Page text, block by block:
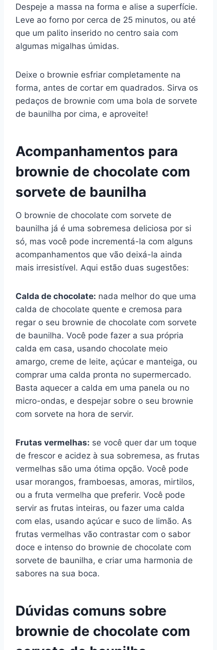
Despeje a massa na forma e alise a superfície.
Leve ao forno por cerca de 25 minutos, ou até
que um palito inserido no centro saia com
algumas migalhas úmidas.
Deixe o brownie esfriar completamente na
forma, antes de cortar em quadrados. Sirva os
pedaços de brownie com uma bola de sorvete
de baunilha por cima, e aproveite!
Acompanhamentos para
brownie de chocolate com
sorvete de baunilha
O brownie de chocolate com sorvete de
baunilha já é uma sobremesa deliciosa por si
só, mas você pode incrementá-la com alguns
acompanhamentos que vão deixá-la ainda
mais irresistível. Aqui estão duas sugestões:
Calda de chocolate: nada melhor do que uma
calda de chocolate quente e cremosa para
regar o seu brownie de chocolate com sorvete
de baunilha. Você pode fazer a sua própria
calda em casa, usando chocolate meio
amargo, creme de leite, açúcar e manteiga, ou
comprar uma calda pronta no supermercado.
Basta aquecer a calda em uma panela ou no
micro-ondas, e despejar sobre o seu brownie
com sorvete na hora de servir.
Frutas vermelhas: se você quer dar um toque
de frescor e acidez à sua sobremesa, as frutas
vermelhas são uma ótima opção. Você pode
usar morangos, framboesas, amoras, mirtilos,
ou a fruta vermelha que preferir. Você pode
servir as frutas inteiras, ou fazer uma calda
com elas, usando açúcar e suco de limão. As
frutas vermelhas vão contrastar com o sabor
doce e intenso do brownie de chocolate com
sorvete de baunilha, e criar uma harmonia de
sabores na sua boca.
Dúvidas comuns sobre
brownie de chocolate com